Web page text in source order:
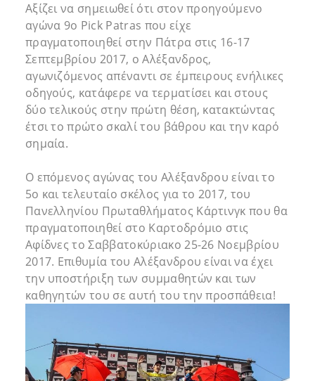
Αξίζει να σημειωθεί ότι στον προηγούμενο
αγώνα 9o Pick Patras που είχε
πραγματοποιηθεί στην Πάτρα στις 16-17
Σεπτεμβρίου 2017, ο Αλέξανδρος,
αγωνιζόμενος απέναντι σε έμπειρους ενήλικες
οδηγούς, κατάφερε να τερματίσει και στους
δύο τελικούς στην πρώτη θέση, κατακτώντας
έτσι το πρώτο σκαλί του βάθρου και την καρό
σημαία.
Ο επόμενος αγώνας του Αλέξανδρου είναι το
5ο και τελευταίο σκέλος για το 2017, του
Πανελληνίου Πρωταθλήματος Κάρτινγκ που θα
πραγματοποιηθεί στο Καρτοδρόμιο στις
Αφίδνες το Σαββατοκύριακο 25-26 Νοεμβρίου
2017. Επιθυμία του Αλέξανδρου είναι να έχει
την υποστήριξη των συμμαθητών και των
καθηγητών του σε αυτή του την προσπάθεια!